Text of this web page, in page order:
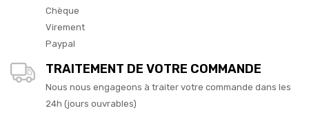
Chèque
Virement
Paypal
TRAITEMENT DE VOTRE COMMANDE
Nous nous engageons à traiter votre commande dans les
24h (jours ouvrables)